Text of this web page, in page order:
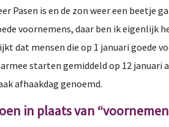
Pasen is en de zon weer een beetje
voornemens, daar ben ik eigenlijk
dat mensen die op 1 januari goede
starten gemiddeld op 12 januari
afhaakdag genoemd.
in plaats van